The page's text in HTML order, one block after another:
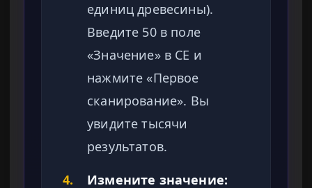
единиц древесины).
Введите 50 в поле
«Значение» в CE и
нажмите «Первое
сканирование». Вы
увидите тысячи
результатов.
4.
Измените значение: